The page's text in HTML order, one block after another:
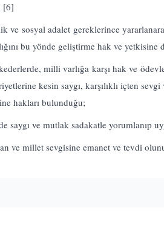
[6]
ve sosyal adalet gereklerince
bu yönde geliştirme hak ve yetkisine
milli varlığa karşı hak ve
kesin saygı, karşılıklı içten
hakları bulunduğu;
ve mutlak sadakatle yorumlanıp
ve millet sevgisine emanet ve tevdi